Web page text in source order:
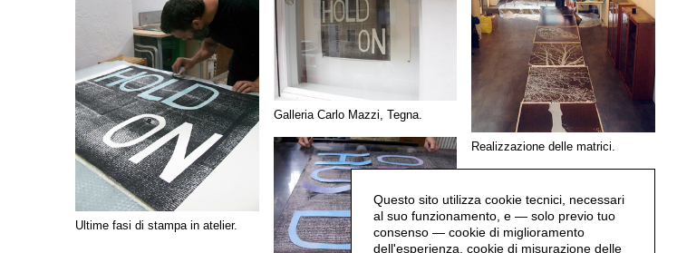
Realizzazione delle matrici.
Galleria Carlo Mazzi, Tegna.
Ultime fasi di stampa in atelier.
Questo sito utilizza cookie tecnici, necessari
al suo funzionamento, e — solo previo tuo
consenso — cookie di miglioramento
dell'esperienza, cookie di misurazione delle